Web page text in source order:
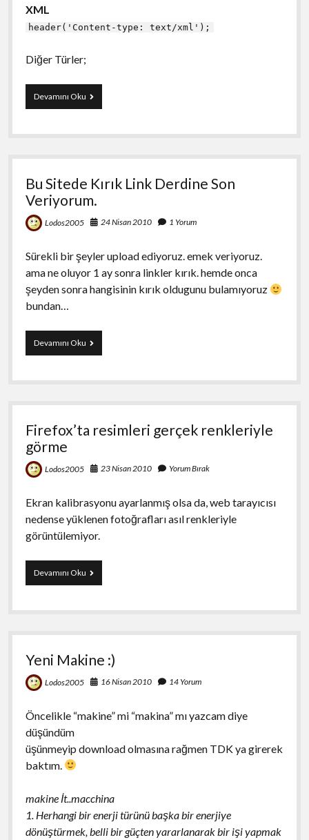
XML
header('Content-type: text/xml');
Diğer Türler;
Devamını OkuPhp’de
Mime
Bu Sitede Kırık Link Derdine Son
Veriyorum.
Lodos2005 24 Nisan 2010 1 Yorum
Sürekli bir şeyler upload ediyoruz. emek veriyoruz.
ama ne oluyor 1 ay sonra linkler kırık. hemde onca
şeyden sonra hangisinin kırık oldugunu bulamıyoruz
bundan…
Devamını OkuBu
Sitede
Link
Son
Firefox’ta resimleri gerçek renkleriyle
görme
Lodos2005 23 Nisan 2010 Yorum Bırak
Ekran kalibrasyonu ayarlanmış olsa da, web tarayıcısı
nedense yüklenen fotoğrafları asıl renkleriyle
görüntülemiyor.
Devamını OkuFirefox’ta
resimleri
renkleriyle
Yeni Makine :)
Lodos2005 16 Nisan 2010 14 Yorum
Öncelikle “makine” mi “makina” mı yazcam diye
düşündüm
üşünmeyip download olmasına rağmen TDK ya girerek
baktım.
makine İt..macchina
1. Herhangi bir enerji türünü başka bir enerjiye
dönüştürmek, belli bir güçten yararlanarak bir işi yapmak